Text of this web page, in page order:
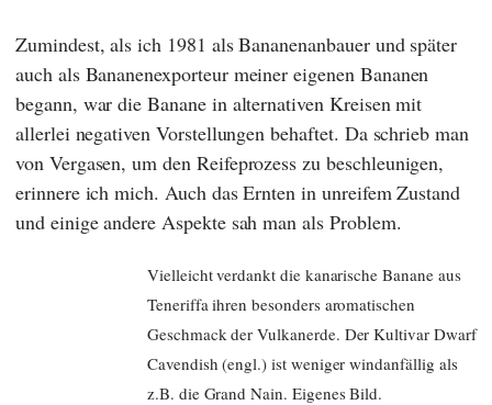
Zumindest, als ich 1981 als Bananenanbauer und später
auch als Bananenexporteur meiner eigenen Bananen
begann, war die Banane in alternativen Kreisen mit
allerlei negativen Vorstellungen behaftet. Da schrieb man
von Vergasen, um den Reifeprozess zu beschleunigen,
erinnere ich mich. Auch das Ernten in unreifem Zustand
und einige andere Aspekte sah man als Problem.
Vielleicht verdankt die kanarische Banane aus
Teneriffa ihren besonders aromatischen
Geschmack der Vulkanerde. Der Kultivar Dwarf
Cavendish (engl.) ist weniger windanfällig als
z.B. die Grand Nain. Eigenes Bild.